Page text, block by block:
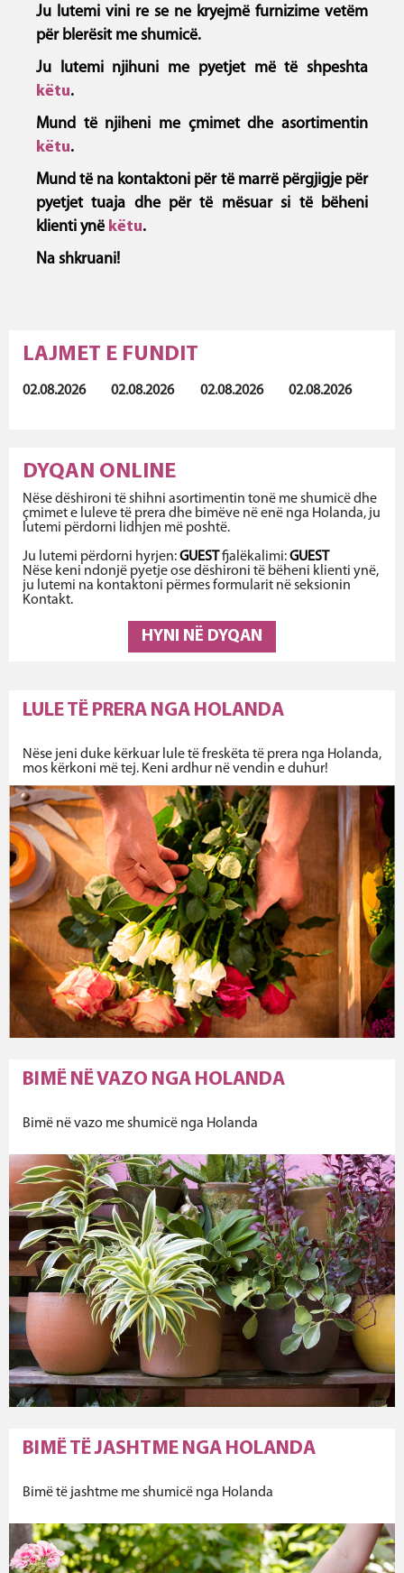
Ju lutemi vini re se ne kryejmë furnizime vetëm
për blerësit me shumicë.
Ju lutemi njihuni me pyetjet më të shpeshta
këtu.
Mund të njiheni me çmimet dhe asortimentin
këtu.
Mund të na kontaktoni për të marrë përgjigje për
pyetjet tuaja dhe për të mësuar si të bëheni
klienti ynë këtu.
Na shkruani!
LAJMET E FUNDIT
02.08.2026 02.08.2026 02.08.2026 02.08.2026
DYQAN ONLINE
Nëse dëshironi të shihni asortimentin tonë me shumicë dhe
çmimet e luleve të prera dhe bimëve në enë nga Holanda, ju
lutemi përdorni lidhjen më poshtë.
Ju lutemi përdorni hyrjen:GUESTfjalëkalimi:GUEST
Nëse keni ndonjë pyetje ose dëshironi të bëheni klienti ynë,
ju lutemi na kontaktoni përmes formularit në seksionin
Kontakt.
HYNI NË DYQAN
LULE TË PRERA NGA HOLANDA
Nëse jeni duke kërkuar lule të freskëta të prera nga Holanda,
mos kërkoni më tej. Keni ardhur në vendin e duhur!
BIMË NË VAZO NGA HOLANDA
Bimë në vazo me shumicë nga Holanda
BIMË TË JASHTME NGA HOLANDA
Bimë të jashtme me shumicë nga Holanda